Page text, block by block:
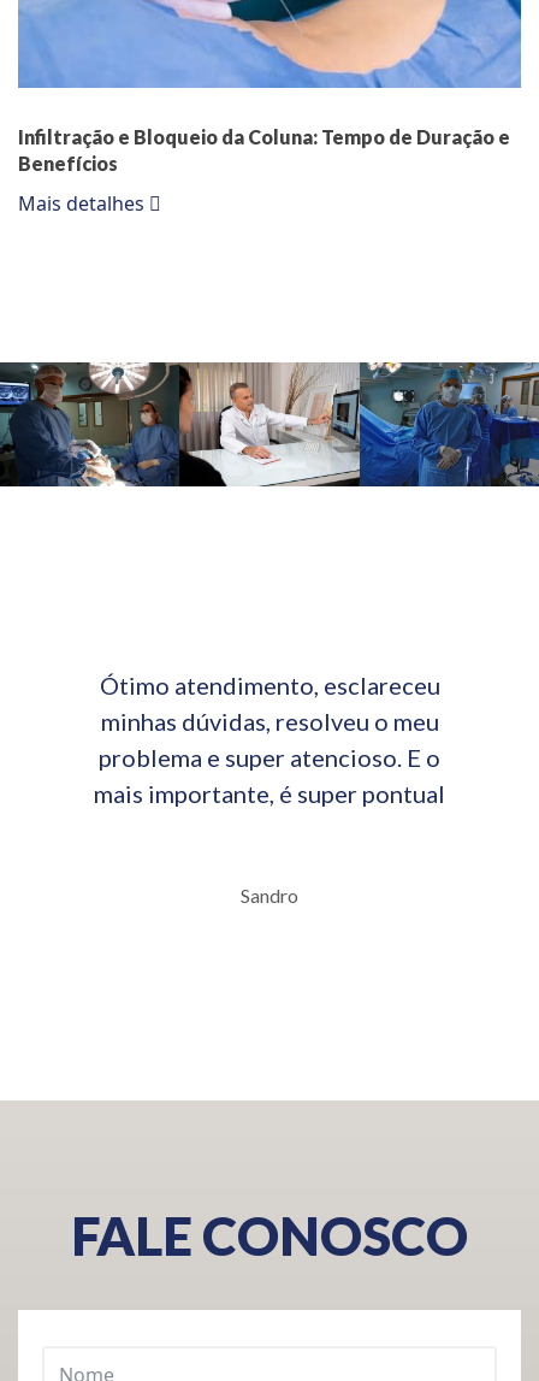
Infiltração e Bloqueio da Coluna: Tempo de Duração e
Benefícios
Mais detalhes
Ótimo atendimento, esclareceu
minhas dúvidas, resolveu o meu
problema e super atencioso. E o
mais importante, é super pontual
Sandro
FALE CONOSCO